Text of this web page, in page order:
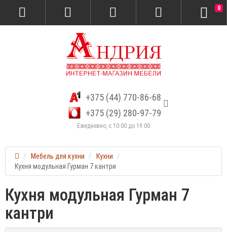
+375 (44) 770-86-68
+375 (29) 280-97-79
Ежедневно, с 10:00 до 19:00
0
Мебель для кухни
Кухни
Кухня модульная Гурман 7 кантри
Кухня модульная Гурман 7
кантри